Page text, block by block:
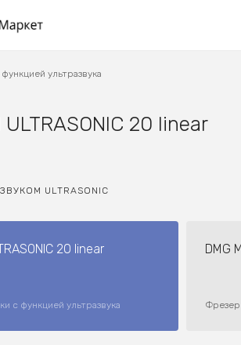
ультразвука
ULTRASONIC 20 linear
ULTRASONIC
20 linear
с функцией ультразвука
DMG